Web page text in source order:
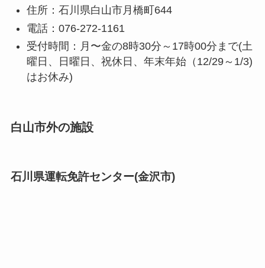
住所：石川県白山市月橋町644
電話：076-272-1161
受付時間：月〜金の8時30分～17時00分まで(土
曜日、日曜日、祝休日、年末年始（12/29～1/3)
はお休み)
白山市外の施設
石川県運転免許センター(金沢市)